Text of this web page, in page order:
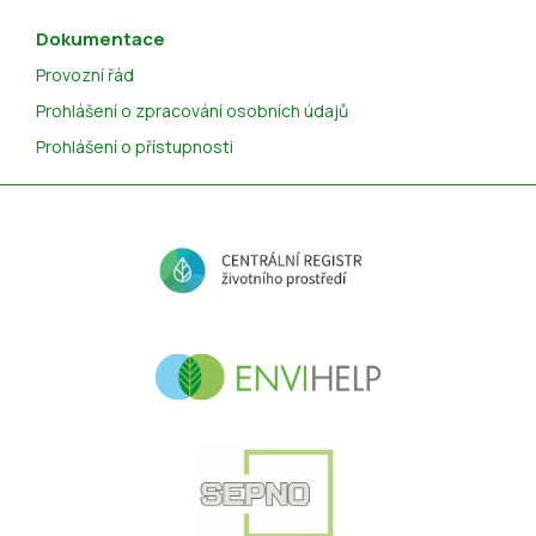
Dokumentace
Provozní řád
Prohlášení o zpracování osobních údajů
Prohlášení o přístupnosti